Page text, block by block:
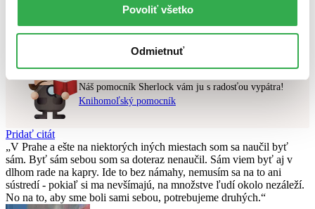
Povoliť všetko
Odmietnuť
vyhovujúci zadaným podmienkam.
Skúste prosím zmeniť vyhľadávaný výraz.
Chcete poradiť knihu?
Náš pomocník Sherlock vám ju s radosťou vypátra!
Knihomoľský pomocník
Pridať citát
V Prahe a ešte na niektorých iných miestach som sa naučil byť
sám. Byť sám sebou som sa doteraz nenaučil. Sám viem byť aj v
dlhom rade na kapry. Ide to bez námahy, nemusím sa na to ani
sústredí - pokiaľ si ma nevšímajú, na množstve ľudí okolo nezáleží.
No na to, aby sme boli sami sebou, potrebujeme druhých.